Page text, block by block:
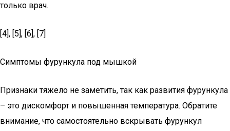
только врач.
[4], [5], [6], [7]
Симптомы фурункула под мышкой
Признаки тяжело не заметить, так как развития фурункула
– это дискомфорт и повышенная температура. Обратите
внимание, что самостоятельно вскрывать фурункул